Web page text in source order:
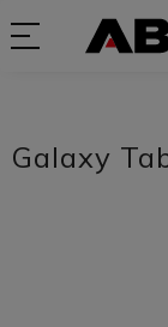
Galaxy